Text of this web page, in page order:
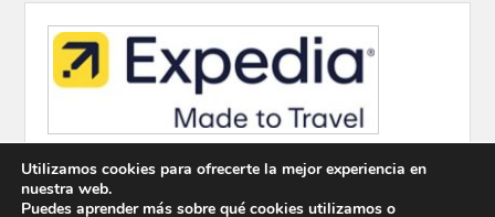
Utilizamos cookies para ofrecerte la mejor experiencia en
nuestra web.
Puedes aprender más sobre qué cookies utilizamos o